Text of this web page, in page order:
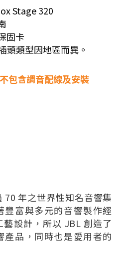
Stage 320
固卡
頭類型因地區而異。
包含調音配線及安裝
年之世界性知名音響集
豐富與多元的音響製作經
設計，所以 JBL 創造了
產品，同時也是愛用者的